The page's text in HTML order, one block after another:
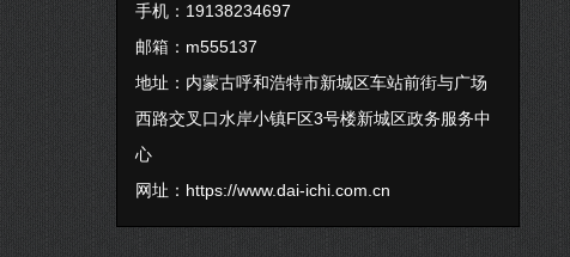
手机：19138234697
邮箱：m555137
地址：内蒙古呼和浩特市新城区车站前街与广场
西路交叉口水岸小镇F区3号楼新城区政务服务中
心
网址： https://www.dai-ichi.com.cn